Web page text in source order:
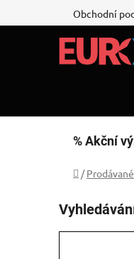
na
Obchodní
% Akční
Domů
/
o
s